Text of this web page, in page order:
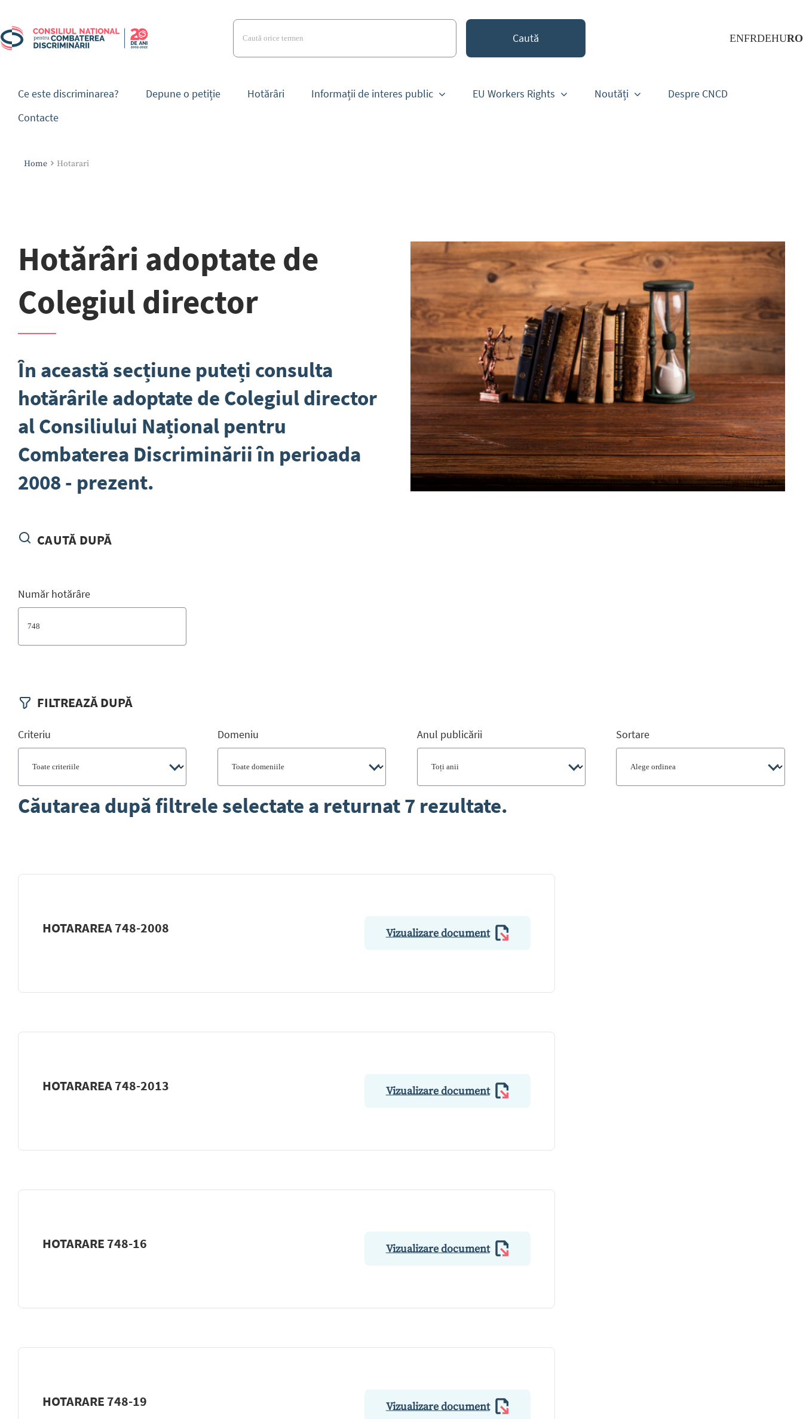
content
ENFRDEHURO
Search
for:
Ce este discriminarea? Depune o petiție Hotărâri Informații de interes public EU Workers Rights Noutăți
Despre CNCD
Contacte
Home Hotarari
HOTARAREA 748-2008 Vizualizare document
HOTARAREA 748-2013 Vizualizare document
HOTARARE 748-16 Vizualizare document
HOTARARE 748-19 Vizualizare document
Hotărâri adoptate de
Colegiul director
În această secțiune puteți consulta
hotărârile adoptate de Colegiul director
al Consiliului Național pentru
Combaterea Discriminării în perioada
2008 - prezent.
CAUTĂ DUPĂ
Număr hotărâre
Criteriu Domeniu Anul publicării Sortare
Căutarea după filtrele selectate a returnat 7 rezultate.